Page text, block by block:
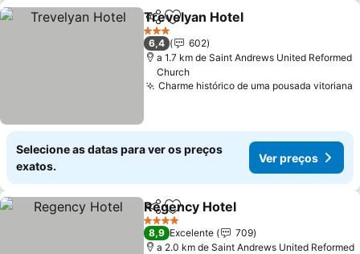
PartilharAdicionar aos favoritos
Trevelyan Hotel
3 Estrelas
6,4
602
a 1.7 km de Saint Andrews United Reformed
Church
Charme histórico de uma pousada vitoriana
Selecione as datas para ver os preços
exatos.
Ver preços
PartilharAdicionar aos favoritos
Regency Hotel
4 Estrelas
8,9 Excelente
709
a 2.0 km de Saint Andrews United Reformed